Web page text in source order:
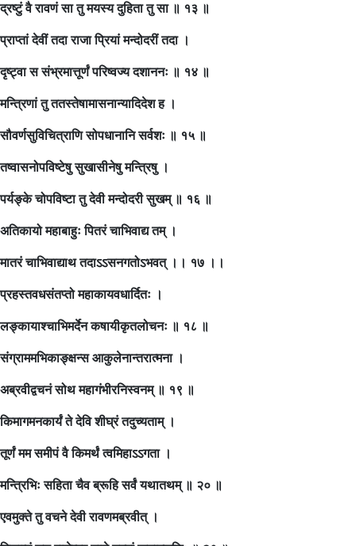
द्रष्टुं वै रावणं सा तु मयस्य दुहिता तु सा ॥ १३ ॥
प्राप्तां देवीं तदा राजा प्रियां मन्दोदरीं तदा ।
दृष्ट्वा स संभ्रमात्तूर्णं परिष्वज्य दशाननः ॥ १४ ॥
मन्त्रिणां तु ततस्तेषामासनान्यादिदेश ह ।
सौवर्णसुविचित्राणि सोपधानानि सर्वशः ॥ १५ ॥
तष्वासनोपविष्टेषु सुखासीनेषु मन्त्रिषु ।
पर्यङ्के चोपविष्टा तु देवी मन्दोदरी सुखम् ॥ १६ ॥
अतिकायो महाबाहुः पितरं चाभिवाद्य तम् ।
मातरं चाभिवाद्याथ तदाऽऽसनगतोऽभवत् ।। १७ ।।
प्रहस्तवधसंतप्तो महाकायवधार्दितः ।
लङ्कायाश्चाभिमर्देन कषायीकृतलोचनः ॥ १८ ॥
संग्राममभिकाङ्क्षन्स आकुलेनान्तरात्मना ।
अब्रवीद्वचनं सोथ महागंभीरनिस्वनम् ॥ १९ ॥
किमागमनकार्यं ते देवि शीघ्रं तदुच्यताम् ।
तूर्णं मम समीपं वै किमर्थं त्वमिहाऽऽगता ।
मन्त्रिभिः सहिता चैव ब्रूहि सर्वं यथातथम् ॥ २० ॥
एवमुक्ते तु वचने देवी रावणमब्रवीत् ।